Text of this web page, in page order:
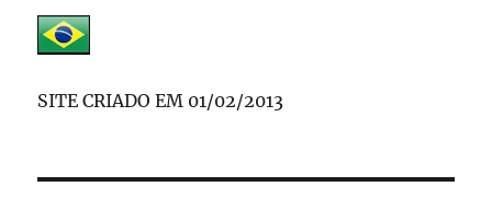
SITE CRIADO EM 01/02/2013